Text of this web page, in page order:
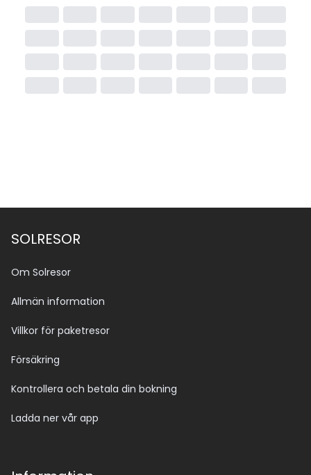
SOLRESOR
Om Solresor
Allmän information
Villkor för paketresor
Försäkring
Kontrollera och betala din bokning
Ladda ner vår app